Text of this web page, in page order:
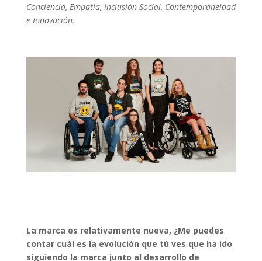
Conciencia, Empatía, Inclusión Social, Contemporaneidad
e Innovación.
La marca es relativamente nueva, ¿Me puedes
contar cuál es la evolución que tú ves que ha ido
siguiendo la marca junto al desarrollo de